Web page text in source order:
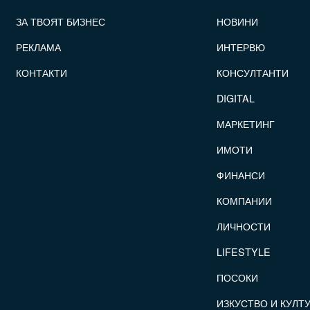
ЗА ТВОЯТ БИЗНЕС
РЕКЛАМА
КОНТАКТИ
НОВИНИ
ИНТЕРВЮ
КОНСУЛТАНТИ
DIGITAL
МАРКЕТИНГ
ИМОТИ
ФИНАНСИ
КОМПАНИИ
ЛИЧНОСТИ
LIFESTYLE
ПОСОКИ
ИЗКУСТВО И